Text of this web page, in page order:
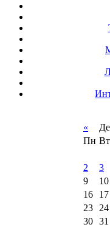
«
Пн Вт
2
3
9
10
16
17
23
24
30 31